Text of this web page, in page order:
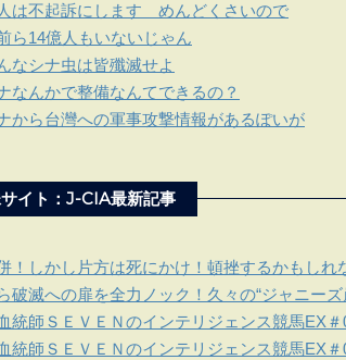
は不起訴にします めんどくさいので
ら14億人もいないじゃん
なシナ虫は皆殲滅せよ
なんかで整備なんてできるの？
から台灣への軍事攻撃情報があるぽいが
イト：J-CIA最新記事
！しかし片方は死にかけ！頓挫するかもしれ
破滅への扉を全力ノック！久々の“ジャニーズ
血統師ＳＥＶＥＮのインテリジェンス競馬EX＃
血統師ＳＥＶＥＮのインテリジェンス競馬EX＃